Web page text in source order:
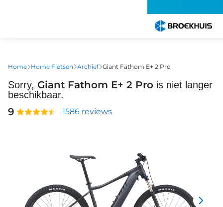
gaan
Home Home Fietsen Archief Giant Fathom E+ 2 Pro
Sorry, Giant Fathom E+ 2 Pro is niet langer
beschikbaar.
9 1586 reviews